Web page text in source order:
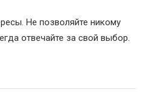
Не позволяйте никому
отвечайте за свой выбор.